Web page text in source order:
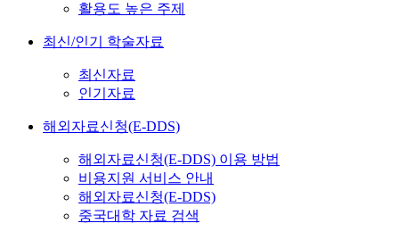
활용도 높은 주제
최신/인기 학술자료
최신자료
인기자료
해외자료신청(E-DDS)
해외자료신청(E-DDS) 이용 방법
비용지원 서비스 안내
해외자료신청(E-DDS)
중국대학 자료 검색